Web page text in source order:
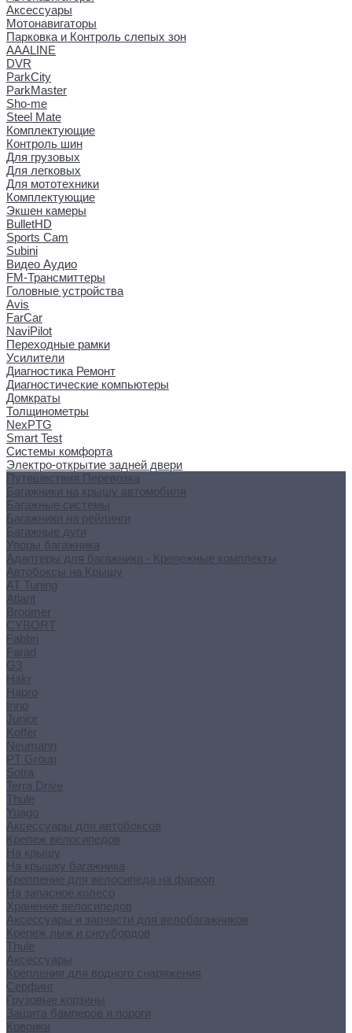
Аксессуары
Мотонавигаторы
Парковка и Контроль слепых зон
AAALINE
DVR
ParkCity
ParkMaster
Sho-me
Steel Mate
Комплектующие
Контроль шин
Для грузовых
Для легковых
Для мототехники
Комплектующие
Экшен камеры
BulletHD
Sports Cam
Subini
Видео Аудио
FM-Трансмиттеры
Головные устройства
Avis
FarCar
NaviPilot
Переходные рамки
Усилители
Диагностика Ремонт
Диагностические компьютеры
Домкраты
Толщинометры
NexPTG
Smart Test
Системы комфорта
Электро-открытие задней двери
Путешествия Перевозка
Багажники на крышу автомобиля
Багажные системы
Багажники на рейлинги
Багажные дуги
Упоры багажника
Адаптеры для багажника - Крепежные комплекты
Автобоксы на Крышу
AT Tuning
Atlant
Broomer
CYBORT
Fabbri
Farad
G3
Hakr
Hapro
Inno
Junior
Koffer
Neumann
PT Group
Sotra
Terra Drive
Thule
Yuago
Аксессуары для автобоксов
Крепеж велосипедов
На крышу
На крышку багажника
Крепление для велосипеда на фаркоп
На запасное колесо
Хранение велосипедов
Аксессуары и запчасти для велобагажников
Крепеж лыж и сноубордов
Thule
Аксессуары
Крепления для водного снаряжения
Серфинг
Грузовые корзины
Защита бамперов и пороги
Коврики